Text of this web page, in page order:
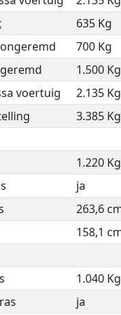
635 Kg
700 Kg
1.500 Kg
voertuig
2.135 Kg
3.385 Kg
1.220 Kg
ja
263,6
158,1
1.040 Kg
ja